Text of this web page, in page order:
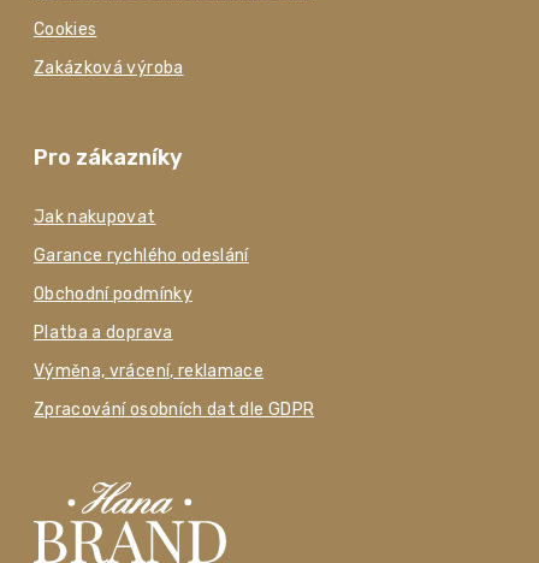
Cookies
Zakázková výroba
Pro zákazníky
Jak nakupovat
Garance rychlého odeslání
Obchodní podmínky
Platba a doprava
Výměna, vrácení, reklamace
Zpracování osobních dat dle GDPR